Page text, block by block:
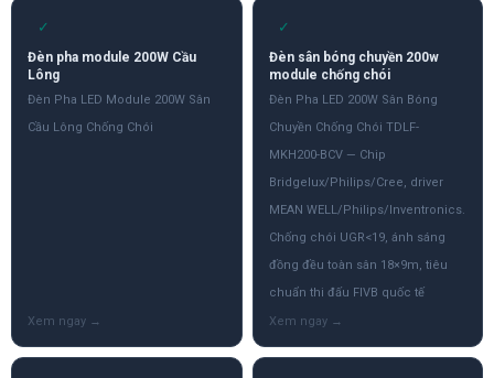
✓
Đèn pha module 200W Cầu
Lông
Đèn Pha LED Module 200W Sân
Cầu Lông Chống Chói
✓
Đèn sân bóng chuyền 200w
module chống chói
Đèn Pha LED 200W Sân Bóng
Chuyền Chống Chói TDLF-
MKH200-BCV — Chip
Bridgelux/Philips/Cree, driver
MEAN WELL/Philips/Inventronics.
Chống chói UGR<19, ánh sáng
đồng đều toàn sân 18×9m, tiêu
chuẩn thi đấu FIVB quốc tế